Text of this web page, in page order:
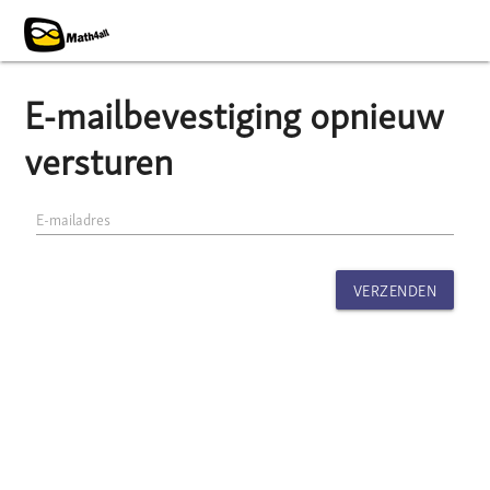
E-mailbevestiging opnieuw
versturen
E-mailadres
VERZENDEN